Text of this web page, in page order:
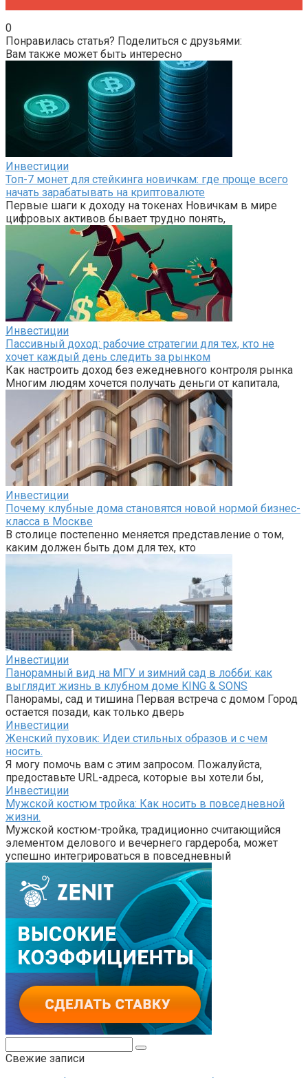
0
Понравилась статья? Поделиться с друзьями:
Вам также может быть интересно
Инвестиции
Топ-7 монет для стейкинга новичкам: где проще всего
начать зарабатывать на криптовалюте
Первые шаги к доходу на токенах Новичкам в мире
цифровых активов бывает трудно понять,
Инвестиции
Пассивный доход: рабочие стратегии для тех, кто не
хочет каждый день следить за рынком
Как настроить доход без ежедневного контроля рынка
Многим людям хочется получать деньги от капитала,
Инвестиции
Почему клубные дома становятся новой нормой бизнес-
класса в Москве
В столице постепенно меняется представление о том,
каким должен быть дом для тех, кто
Инвестиции
Панорамный вид на МГУ и зимний сад в лобби: как
выглядит жизнь в клубном доме KING & SONS
Панорамы, сад и тишина Первая встреча с домом Город
остается позади, как только дверь
Инвестиции
Женский пуховик: Идеи стильных образов и с чем
носить.
Я могу помочь вам с этим запросом. Пожалуйста,
предоставьте URL-адреса, которые вы хотели бы,
Инвестиции
Мужской костюм тройка: Как носить в повседневной
жизни.
Мужской костюм-тройка, традиционно считающийся
элементом делового и вечернего гардероба, может
успешно интегрироваться в повседневный
Свежие записи